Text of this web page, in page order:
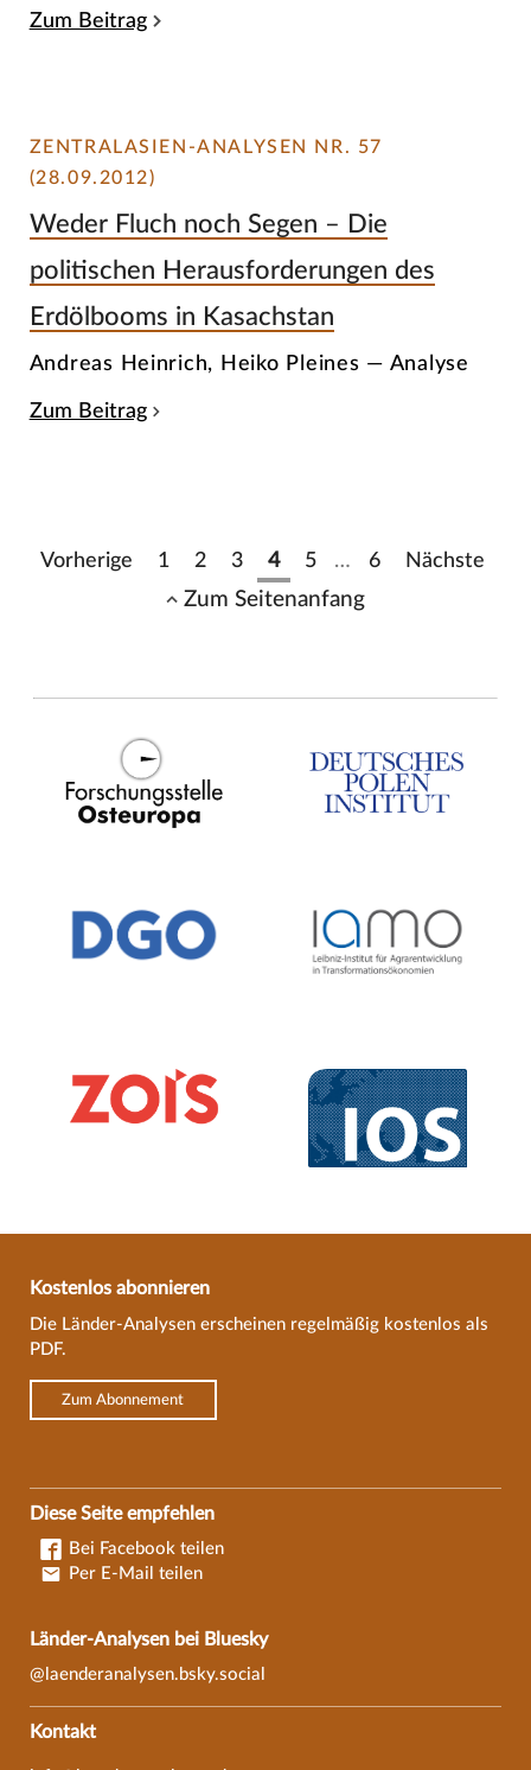
Zum Beitrag
ZENTRALASIEN-ANALYSEN NR. 57
(28.09.2012)
Weder Fluch noch Segen – Die
politischen Herausforderungen des
Erdölbooms in Kasachstan
Andreas Heinrich, Heiko Pleines — Analyse
Zum Beitrag
Vorherige 1 2 3 4 5 … 6 Nächste
Zum Seitenanfang
Kostenlos abonnieren
Die Länder-Analysen erscheinen regelmäßig kostenlos als
PDF.
Zum Abonnement
Diese Seite empfehlen
Bei Facebook teilen
Per E-Mail teilen
Länder-Analysen bei Bluesky
@laenderanalysen.bsky.social
Kontakt